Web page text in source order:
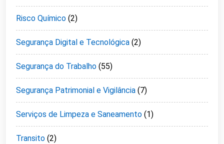
Risco Químico (2)
Segurança Digital e Tecnológica (2)
Segurança do Trabalho (55)
Segurança Patrimonial e Vigilância (7)
Serviços de Limpeza e Saneamento (1)
Transito (2)